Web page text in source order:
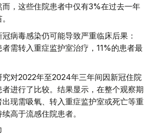
，这些住院患者中仅有3%在过去一年
病毒感染仍可能导致严重临床后果：
需转入重症监护室治疗，11%的患者最
究对2022年至2024年三年间因新冠住院
进行了比较。结果显示，在整个观察期
现需吸氧、转入重症监护室或死亡等重
高于流感住院患者。